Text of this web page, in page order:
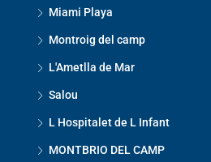
Miami Playa
Montroig del camp
L'Ametlla de Mar
Salou
L Hospitalet de L Infant
MONTBRIO DEL CAMP